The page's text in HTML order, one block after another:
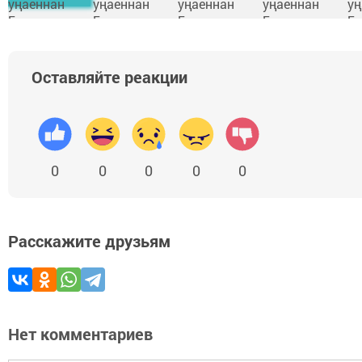
Оставляйте реакции
0 0 0 0 0
Расскажите друзьям
Нет комментариев